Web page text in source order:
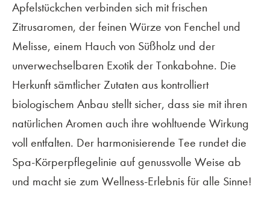
Apfelstückchen verbinden sich mit frischen
Zitrusaromen, der feinen Würze von Fenchel und
Melisse, einem Hauch von Süßholz und der
unverwechselbaren Exotik der Tonkabohne. Die
Herkunft sämtlicher Zutaten aus kontrolliert
biologischem Anbau stellt sicher, dass sie mit ihren
natürlichen Aromen auch ihre wohltuende Wirkung
voll entfalten. Der harmonisierende Tee rundet die
Spa-Körperpflegelinie auf genussvolle Weise ab
und macht sie zum Wellness-Erlebnis für alle Sinne!